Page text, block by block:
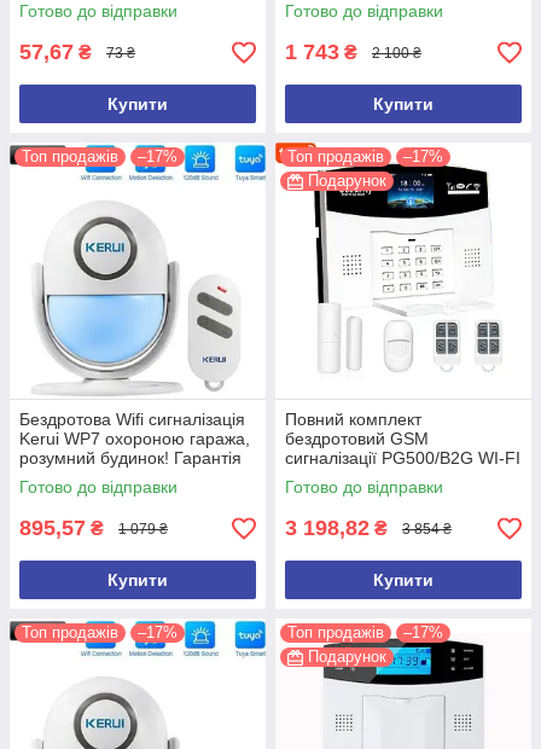
Готово до відправки
57,67 ₴ 73 ₴
Купити
Готово до відправки
1 743 ₴ 2 100 ₴
Купити
Топ продажів –17%
Бездротова Wifi сигналізація
Kerui WP7 охороною гаража,
розумний будинок! Гарантія
24 місяці!
Готово до відправки
895,57 ₴ 1 079 ₴
Купити
Топ продажів
–17%
Подарунок
Повний комплект
бездротовий GSM
сигналізації PG500/B2G WI-FI
ВЕРСІЯ! НОВИНКА 2023
року! Tuya Smart
Готово до відправки
3 198,82 ₴ 3 854 ₴
Купити
Топ продажів –17% Топ продажів
–17%
Подарунок